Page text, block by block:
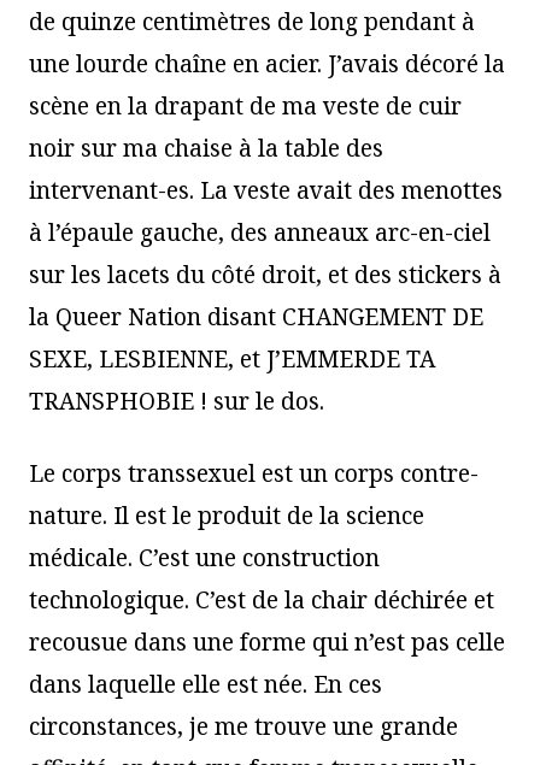
de quinze centimètres de long pendant à
une lourde chaîne en acier. J’avais décoré la
scène en la drapant de ma veste de cuir
noir sur ma chaise à la table des
intervenant-es. La veste avait des menottes
à l’épaule gauche, des anneaux arc-en-ciel
sur les lacets du côté droit, et des stickers à
la Queer Nation disant CHANGEMENT DE
SEXE, LESBIENNE, et J’EMMERDE TA
TRANSPHOBIE ! sur le dos.
Le corps transsexuel est un corps contre-
nature. Il est le produit de la science
médicale. C’est une construction
technologique. C’est de la chair déchirée et
recousue dans une forme qui n’est pas celle
dans laquelle elle est née. En ces
circonstances, je me trouve une grande